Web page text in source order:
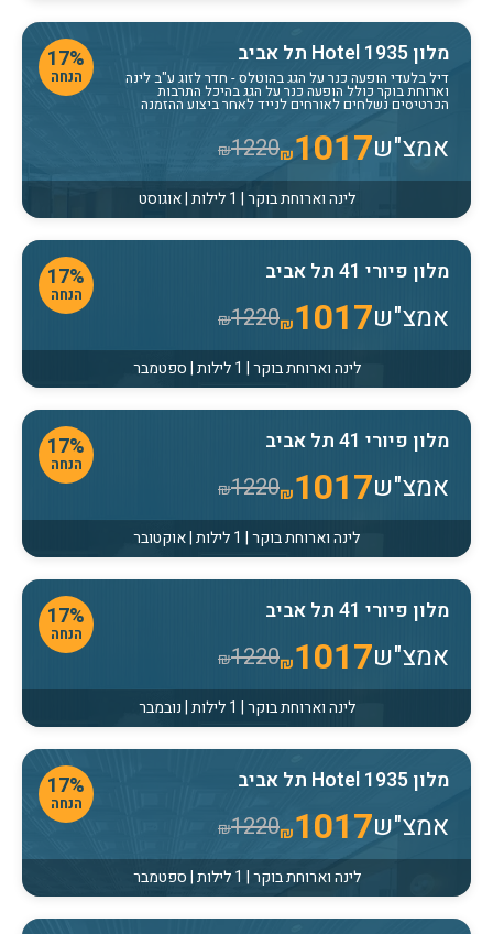
17%
הנחה
מלון Hotel 1935 תל אביב
דיל בלעדי הופעה כנר על הגג בהוטלס- חדר לזוג ע"ב לינה
וארוחת בוקר כולל הופעה כנר על הגג בהיכל התרבות
הכרטיסים נשלחים לאורחים לנייד לאחר ביצוע ההזמנה
אמצ"ש ₪1017
₪1220
לינה וארוחת בוקר | 1 לילות | אוגוסט
17%
הנחה
מלון פיורי 41 תל אביב
אמצ"ש ₪1017
₪1220
לינה וארוחת בוקר | 1 לילות | ספטמבר
17%
הנחה
מלון פיורי 41 תל אביב
אמצ"ש ₪1017
₪1220
לינה וארוחת בוקר | 1 לילות | אוקטובר
17%
הנחה
מלון פיורי 41 תל אביב
אמצ"ש ₪1017
₪1220
לינה וארוחת בוקר | 1 לילות | נובמבר
17%
הנחה
מלון Hotel 1935 תל אביב
אמצ"ש ₪1017
₪1220
לינה וארוחת בוקר | 1 לילות | ספטמבר